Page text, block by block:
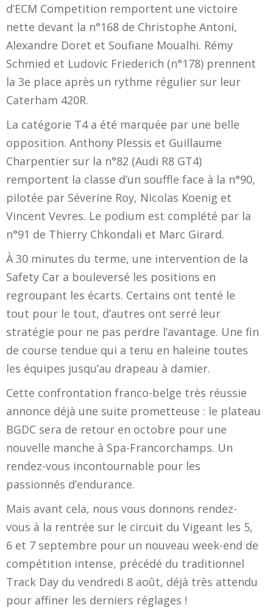
d’ECM Competition remportent une victoire
nette devant la n°168 de Christophe Antoni,
Alexandre Doret et Soufiane Moualhi. Rémy
Schmied et Ludovic Friederich (n°178) prennent
la 3e place après un rythme régulier sur leur
Caterham 420R.
La catégorie T4 a été marquée par une belle
opposition. Anthony Plessis et Guillaume
Charpentier sur la n°82 (Audi R8 GT4)
remportent la classe d’un souffle face à la n°90,
pilotée par Séverine Roy, Nicolas Koenig et
Vincent Vevres. Le podium est complété par la
n°91 de Thierry Chkondali et Marc Girard.
À 30 minutes du terme, une intervention de la
Safety Car a bouleversé les positions en
regroupant les écarts. Certains ont tenté le
tout pour le tout, d’autres ont serré leur
stratégie pour ne pas perdre l’avantage. Une fin
de course tendue qui a tenu en haleine toutes
les équipes jusqu’au drapeau à damier.
Cette confrontation franco-belge très réussie
annonce déjà une suite prometteuse : le plateau
BGDC sera de retour en octobre pour une
nouvelle manche à Spa-Francorchamps. Un
rendez-vous incontournable pour les
passionnés d’endurance.
Mais avant cela, nous vous donnons rendez-
vous à la rentrée sur le circuit du Vigeant les 5,
6 et 7 septembre pour un nouveau week-end de
compétition intense, précédé du traditionnel
Track Day du vendredi 8 août, déjà très attendu
pour affiner les derniers réglages !